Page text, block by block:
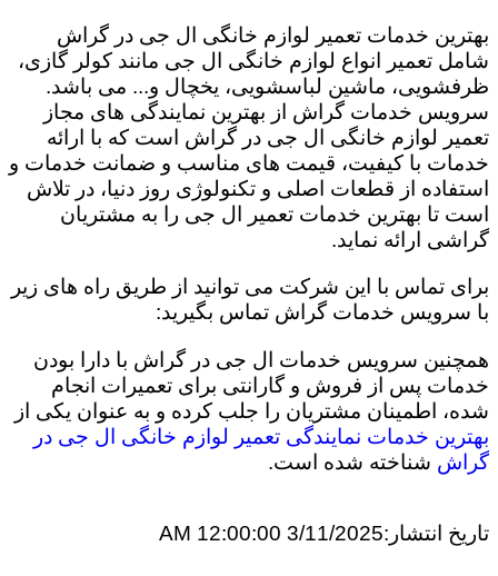
بهترین خدمات تعمیر لوازم خانگی ال جی در گراش
شامل تعمیر انواع لوازم خانگی ال جی مانند کولر گازی،
ظرفشویی، ماشین لباسشویی، یخچال و... می باشد.
سرویس خدمات گراش از بهترین نمایندگی های مجاز
تعمیر لوازم خانگی ال جی در گراش است که با ارائه
خدمات با کیفیت، قیمت های مناسب و ضمانت خدمات و
استفاده از قطعات اصلی و تکنولوژی روز دنیا، در تلاش
است تا بهترین خدمات تعمیر ال جی را به مشتریان
گراشی ارائه نماید.
برای تماس با این شرکت می توانید از طریق راه های زیر
با سرویس خدمات گراش تماس بگیرید:
همچنین سرویس خدمات ال جی در گراش با دارا بودن
خدمات پس از فروش و گارانتی برای تعمیرات انجام
شده، اطمینان مشتریان را جلب کرده و به عنوان یکی از
بهترین خدمات نمایندگی تعمیر لوازم خانگی ال جی در
گراش شناخته شده است.
تاریخ انتشار:3/11/2025 12:00:00 AM